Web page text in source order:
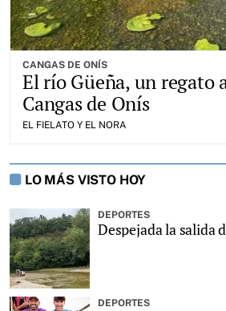
CANGAS DE ONÍS
El río Güeña, un regato
Cangas de Onís
EL FIELATO Y EL NORA
LO MÁS VISTO HOY
DEPORTES
Despejada la salida
DEPORTES